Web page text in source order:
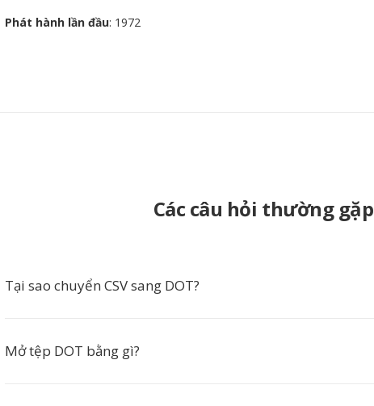
Phát hành lần đầu: 1972
Các câu hỏi thường gặp
Tại sao chuyển CSV sang DOT?
Mở tệp DOT bằng gì?